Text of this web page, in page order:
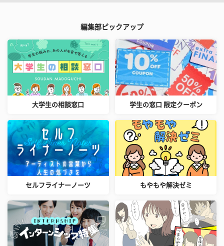
編集部ピックアップ
大学生の相談窓口 学生の窓口 限定クーポン
セルフライナーノーツ もやもや解決ゼミ